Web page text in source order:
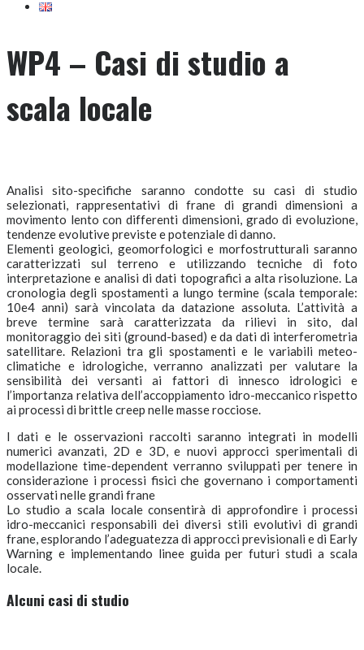
WP4 – Casi di studio a
scala locale
Analisi sito-specifiche saranno condotte su casi di studio
selezionati, rappresentativi di frane di grandi dimensioni a
movimento lento con differenti dimensioni, grado di evoluzione,
tendenze evolutive previste e potenziale di danno.
Elementi geologici, geomorfologici e morfostrutturali saranno
caratterizzati sul terreno e utilizzando tecniche di foto
interpretazione e analisi di dati topografici a alta risoluzione. La
cronologia degli spostamenti a lungo termine (scala temporale:
10e4 anni) sarà vincolata da datazione assoluta. L’attività a
breve termine sarà caratterizzata da rilievi in sito, dal
monitoraggio dei siti (ground-based) e da dati di interferometria
satellitare. Relazioni tra gli spostamenti e le variabili meteo-
climatiche e idrologiche, verranno analizzati per valutare la
sensibilità dei versanti ai fattori di innesco idrologici e
l’importanza relativa dell’accoppiamento idro-meccanico rispetto
ai processi di brittle creep nelle masse rocciose.
I dati e le osservazioni raccolti saranno integrati in modelli
numerici avanzati, 2D e 3D, e nuovi approcci sperimentali di
modellazione time-dependent verranno sviluppati per tenere in
considerazione i processi fisici che governano i comportamenti
osservati nelle grandi frane
Lo studio a scala locale consentirà di approfondire i processi
idro-meccanici responsabili dei diversi stili evolutivi di grandi
frane, esplorando l’adeguatezza di approcci previsionali e di Early
Warning e implementando linee guida per futuri studi a scala
locale.
Alcuni casi di studio